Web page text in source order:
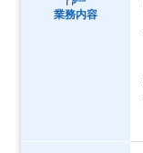
業務内容